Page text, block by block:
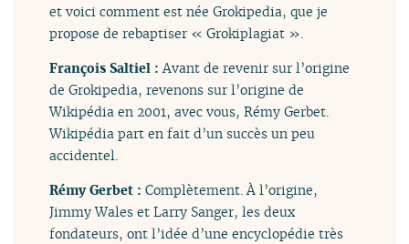
et voici comment est née Grokipedia, que je
propose de rebaptiser « Grokiplagiat ».
François Saltiel :Avant de revenir sur l’origine
de Grokipedia, revenons sur l’origine de
Wikipédia en 2001, avec vous, Rémy Gerbet.
Wikipédia part en fait d’un succès un peu
accidentel.
Rémy Gerbet :Complètement. À l’origine,
Jimmy Wales et Larry Sanger, les deux
fondateurs, ont l’idée d’une encyclopédie très